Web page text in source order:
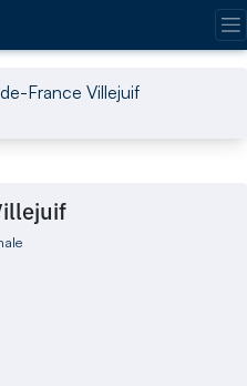
France Villejuif